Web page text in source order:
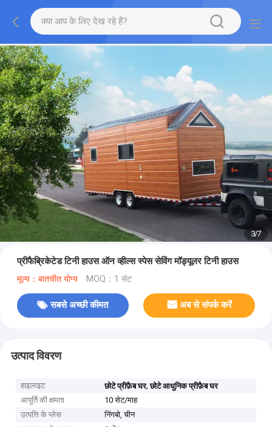
3/7
प्रीफैब्रिकेटेड टिनी हाउस ऑन व्हील्स स्पेस सेविंग मॉड्यूलर टिनी हाउस
मूल्य：बातचीत योग्य MOQ：1 सेट
सबसे अच्छी कीमत अब से संपर्क करें
उत्पाद विवरण
हाइलाइट छोटे प्रीफ़ैब घर,छोटे आधुनिक प्रीफ़ैब घर
आपूर्ति की क्षमता
10 सेट/माह
उत्पत्ति के प्लेस
निंगबो, चीन